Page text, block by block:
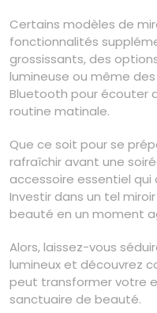
Certains modèles de
fonctionnalités
grossissants, des
lumineuse ou même
Bluetooth pour écouter
routine matinale.
Que ce soit pour se
rafraîchir avant une
accessoire essentiel
Investir dans un tel
beauté en un moment
Alors, laissez-vous
lumineux et découvrez
peut transformer votre
sanctuaire de beauté.